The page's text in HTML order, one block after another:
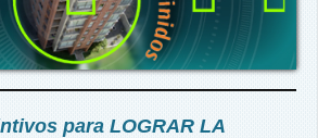
para LOGRAR LA